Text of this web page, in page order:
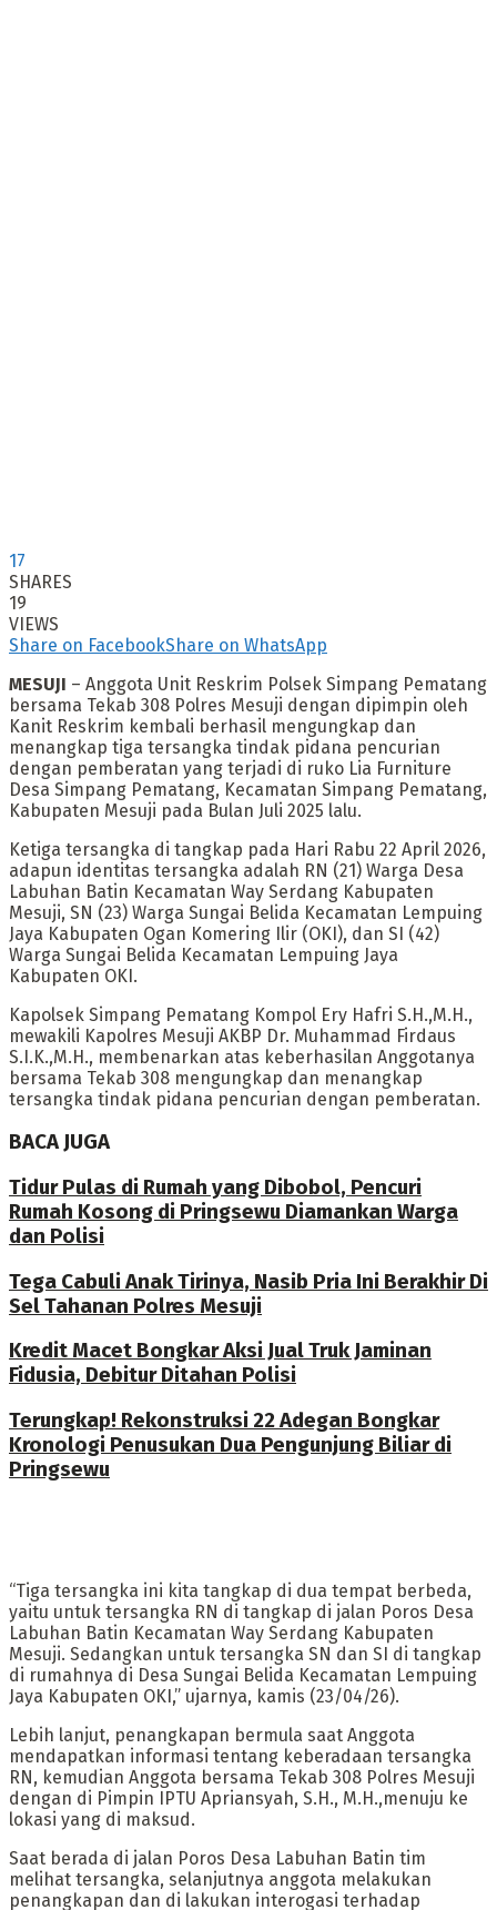
17
SHARES
19
VIEWS
Share on FacebookShare on WhatsApp
MESUJI – Anggota Unit Reskrim Polsek Simpang Pematang
bersama Tekab 308 Polres Mesuji dengan dipimpin oleh
Kanit Reskrim kembali berhasil mengungkap dan
menangkap tiga tersangka tindak pidana pencurian
dengan pemberatan yang terjadi di ruko Lia Furniture
Desa Simpang Pematang, Kecamatan Simpang Pematang,
Kabupaten Mesuji pada Bulan Juli 2025 lalu.
Ketiga tersangka di tangkap pada Hari Rabu 22 April 2026,
adapun identitas tersangka adalah RN (21) Warga Desa
Labuhan Batin Kecamatan Way Serdang Kabupaten
Mesuji, SN (23) Warga Sungai Belida Kecamatan Lempuing
Jaya Kabupaten Ogan Komering Ilir (OKI), dan SI (42)
Warga Sungai Belida Kecamatan Lempuing Jaya
Kabupaten OKI.
Kapolsek Simpang Pematang Kompol Ery Hafri S.H.,M.H.,
mewakili Kapolres Mesuji AKBP Dr. Muhammad Firdaus
S.I.K.,M.H., membenarkan atas keberhasilan Anggotanya
bersama Tekab 308 mengungkap dan menangkap
tersangka tindak pidana pencurian dengan pemberatan.
BACA JUGA
Tidur Pulas di Rumah yang Dibobol, Pencuri
Rumah Kosong di Pringsewu Diamankan Warga
dan Polisi
Tega Cabuli Anak Tirinya, Nasib Pria Ini Berakhir Di
Sel Tahanan Polres Mesuji
Kredit Macet Bongkar Aksi Jual Truk Jaminan
Fidusia, Debitur Ditahan Polisi
Terungkap! Rekonstruksi 22 Adegan Bongkar
Kronologi Penusukan Dua Pengunjung Biliar di
Pringsewu
“Tiga tersangka ini kita tangkap di dua tempat berbeda,
yaitu untuk tersangka RN di tangkap di jalan Poros Desa
Labuhan Batin Kecamatan Way Serdang Kabupaten
Mesuji. Sedangkan untuk tersangka SN dan SI di tangkap
di rumahnya di Desa Sungai Belida Kecamatan Lempuing
Jaya Kabupaten OKI,” ujarnya, kamis (23/04/26).
Lebih lanjut, penangkapan bermula saat Anggota
mendapatkan informasi tentang keberadaan tersangka
RN, kemudian Anggota bersama Tekab 308 Polres Mesuji
dengan di Pimpin IPTU Apriansyah, S.H., M.H.,menuju ke
lokasi yang di maksud.
Saat berada di jalan Poros Desa Labuhan Batin tim
melihat tersangka, selanjutnya anggota melakukan
penangkapan dan di lakukan interogasi terhadap